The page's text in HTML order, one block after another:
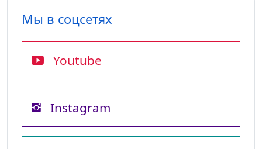
Мы в соцсетях
Youtube
Instagram